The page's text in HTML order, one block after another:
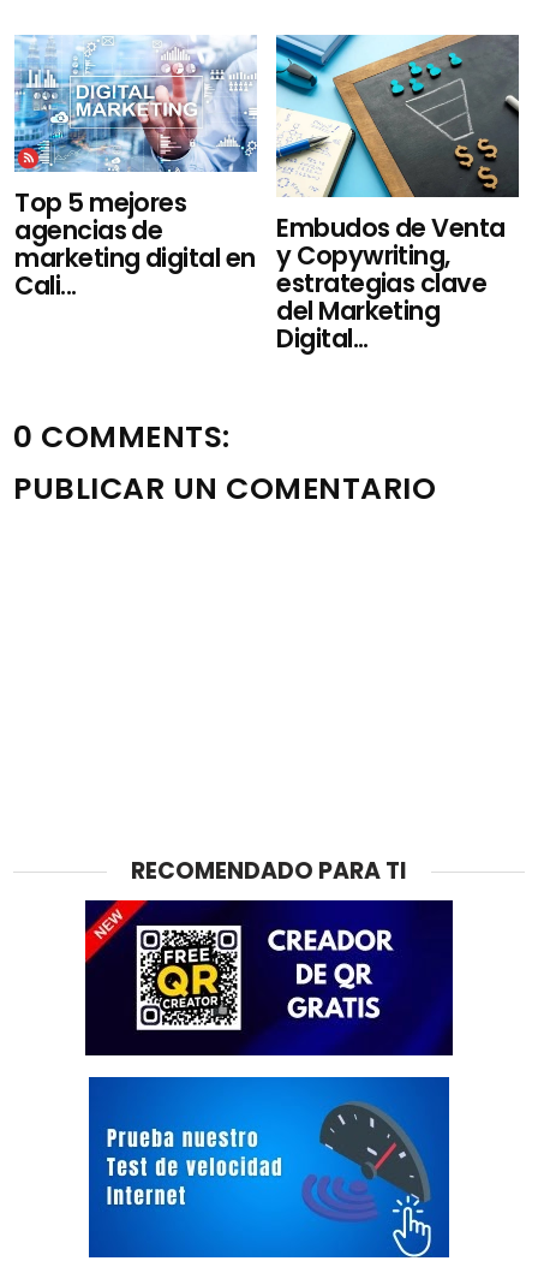
Top 5 mejores
agencias de
marketing digital en
Cali...
Embudos de Venta
y Copywriting,
estrategias clave
del Marketing
Digital...
0 COMMENTS:
PUBLICAR UN COMENTARIO
RECOMENDADO PARA TI